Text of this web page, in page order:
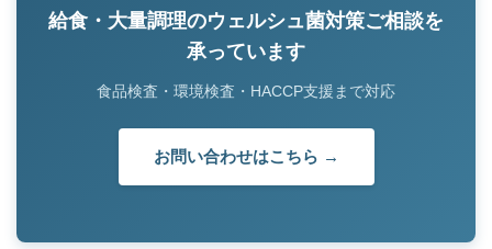
給食・大量調理のウェルシュ菌対策ご相談を
承っています
食品検査・環境検査・HACCP支援まで対応
お問い合わせはこちら →